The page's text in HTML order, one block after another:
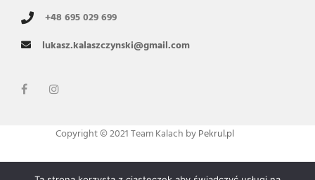
+48 695 029 699
lukasz.kalaszczynski@gmail.com
Copyright © 2021 Team Kalach byPekrul.pl